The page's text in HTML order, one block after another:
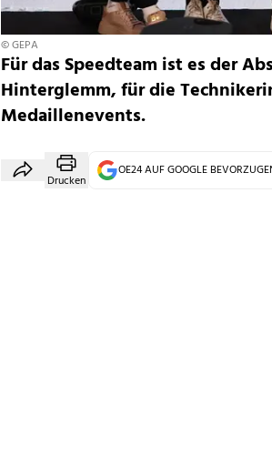
© GEPA
Für das Speedteam ist es der
Hinterglemm, für die
Medaillenevents.
Drucken
OE24 AUF GOOGLE